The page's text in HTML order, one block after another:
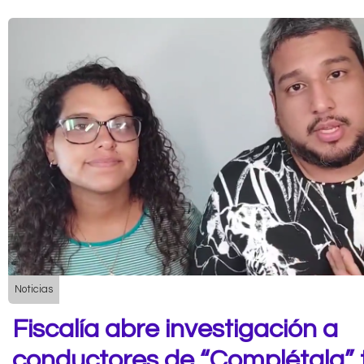
Noticias
Fiscalía abre investigación a